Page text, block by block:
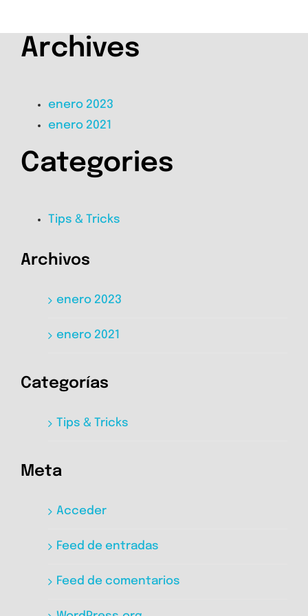
Archives
enero 2023
enero 2021
Categories
Tips & Tricks
Archivos
enero 2023
enero 2021
Categorías
Tips & Tricks
Meta
Acceder
Feed de entradas
Feed de comentarios